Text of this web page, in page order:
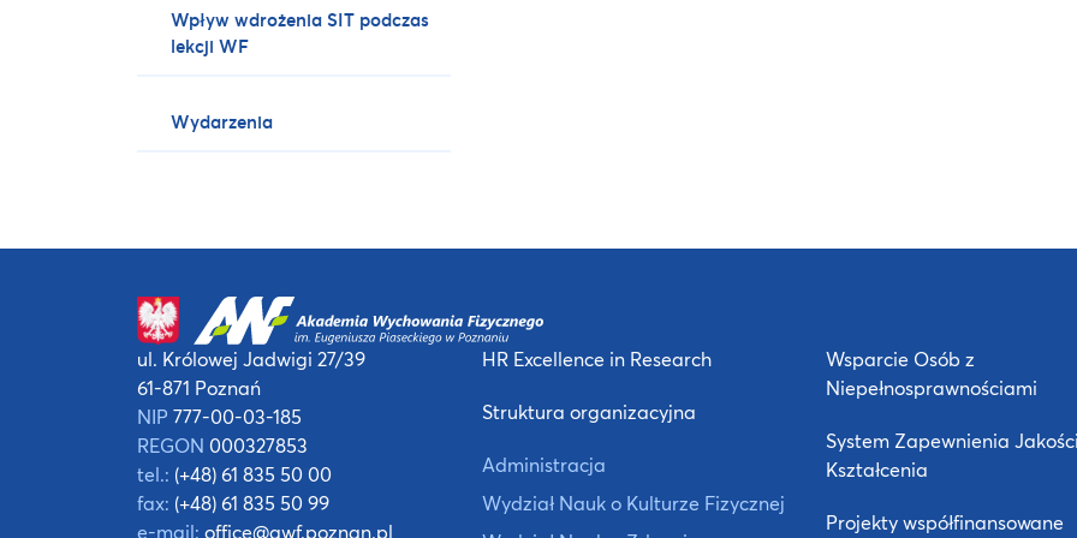
Wpływ wdrożenia SIT podczas
lekcji WF
Wydarzenia
ul. Królowej Jadwigi 27/39
61-871 Poznań
NIP 777-00-03-185
REGON 000327853
tel.: (+48) 61 835 50 00
fax: (+48) 61 835 50 99
e-mail: office@awf.poznan.pl
HR Excellence in Research
Struktura organizacyjna
Administracja
Wydział Nauk o Kulturze Fizycznej
Wsparcie Osób z
Niepełnosprawnościami
System Zapewnienia Jakości
Kształcenia
Projekty współfinansowane